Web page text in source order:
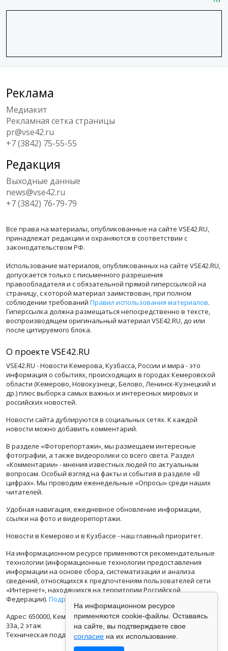
Реклама
Медиакит
Рекламная сетка страницы
pr@vse42.ru
+7 (3842) 75-55-55
Редакция
Выходные данные
news@vse42.ru
+7 (3842) 76-79-79
Все права на материалы, опубликованные на сайте VSE42.RU,
принадлежат редакции и охраняются в соответствии с
законодательством РФ.
Использование материалов, опубликованных на сайте VSE42.RU,
допускается только с письменного разрешения
правообладателя и с обязательной прямой гиперссылкой на
страницу, с которой материал заимствован, при полном
соблюдении требований Правил использования материалов.
Гиперссылка должна размещаться непосредственно в тексте,
воспроизводящем оригинальный материал VSE42.RU, до или
после цитируемого блока.
О проекте VSE42.RU
VSE42.RU - Новости Кемерова, Кузбасса, России и мира - это
информация о событиях, происходящих в городах Кемеровской
области (Кемерово, Новокузнецк, Белово, Ленинск-Кузнецкий и
др.) плюс выборка самых важных и интересных мировых и
российских новостей.
Новости сайта дублируются в социальных сетях. К каждой
новости можно добавить комментарий.
В разделе «Фоторепортажи», мы размещаем интересные
фотографии, а также видеоролики со всего света. Раздел
«Комментарии» - мнения известных людей по актуальным
вопросам. Особый взгляд на факты и события в разделе «В
цифрах». Мы проводим еженедельные «Опросы» среди наших
читателей.
Удобная навигация, ежедневное обновление информации,
ссылки на фото и видеорепортажи.
Новости в Кемерово и в Кузбассе - наш главный приоритет.
На информационном ресурсе применяются рекомендательные
технологии (информационные технологии предоставления
информации на основе сбора, систематизации и анализа
сведений, относящихся к предпочтениям пользователей сети
«Интернет», находящихся на территории Российской
Федерации). Подробная информация
Адрес: 650000, Кемеровская Область, г.Кемерово, ул.Кузбасская
33а, 2 этаж
Техническая поддержка: support@vse42.ru
На информационном ресурсе
применяются cookie-файлы. Оставаясь
на сайте, вы подтверждаете свое
согласие на их использование.